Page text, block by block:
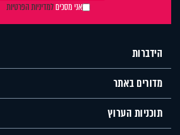
אני מסכיםלמדיניות הפרטיות
הידברות
מדורים באתר
תוכניות הערוץ